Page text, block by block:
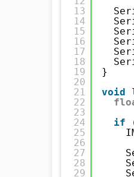
13
14
15
16
17
18
19
20
21
22
23
24
25
26
27
28
29
}
void
if